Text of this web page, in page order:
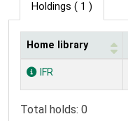
Holdings ( 1 )
Holdings
Home library
IFR
Total holds: 0